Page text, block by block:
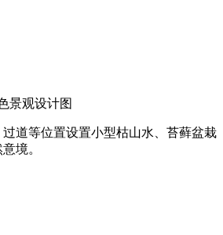
景观设计图
道等位置设置小型枯山水、苔藓盆栽
境。